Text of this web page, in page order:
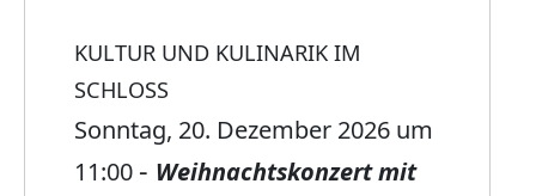
KULTUR UND KULINARIK IM
SCHLOSS
Sonntag, 20. Dezember 2026 um
11:00 - Weihnachtskonzert mit